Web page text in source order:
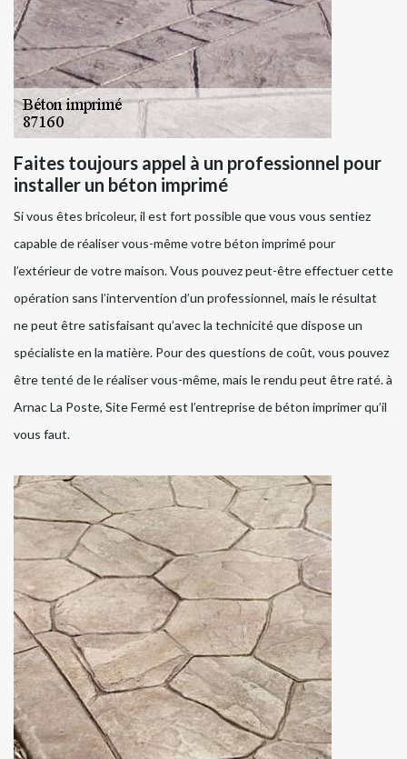
Faites toujours appel à un professionnel pour
installer un béton imprimé
Si vous êtes bricoleur, il est fort possible que vous vous sentiez
capable de réaliser vous-même votre béton imprimé pour
l’extérieur de votre maison. Vous pouvez peut-être effectuer cette
opération sans l’intervention d’un professionnel, mais le résultat
ne peut être satisfaisant qu’avec la technicité que dispose un
spécialiste en la matière. Pour des questions de coût, vous pouvez
être tenté de le réaliser vous-même, mais le rendu peut être raté. à
Arnac La Poste, Site Fermé est l’entreprise de béton imprimer qu’il
vous faut.